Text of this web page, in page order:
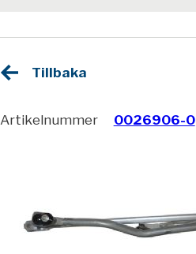
Tillbaka
Artikelnummer 0026906-0